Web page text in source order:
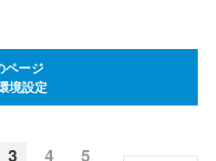
ページ
境設定
3 4
5